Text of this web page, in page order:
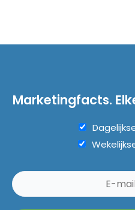
Marketingfacts.